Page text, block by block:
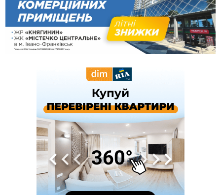
13:00
На Снятинщині спіймали чоловіка, який зливав з цистерни
у полі невідому речовину
12:29
У МОЗ змінили підхід до госпіталізації та оновили правила
роботи стаціонарів
12:07
На межі Прикарпаття і Тернопільщини невідомі засипали
У Франківську та Яремче зафіксували нові температурні
Росія вдарила по Харкову "Бандероллю": є постраждалі,
пошкоджено цивільне підприємство
Верховний суд повернув державі 1,5 га лісу із трьома
ставками в Івано-Франківській громаді
На Каскаді замість веж планують зробити сквер з
дитмайданчиком
На Верховинщині під час пожежі будинку травмувалась
жінка
35 цимбалістів на Говерлі встановили Рекорд